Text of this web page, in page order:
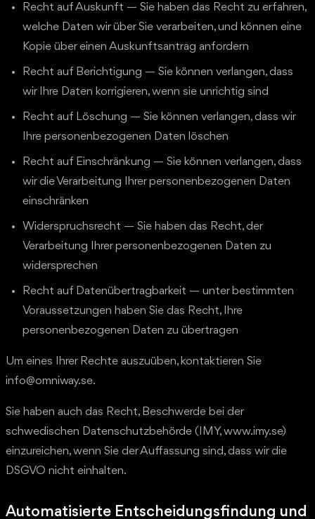
Recht auf Auskunft — Sie haben das Recht zu erfahren,
welche Daten wir über Sie verarbeiten, und können eine
Kopie über einen Auskunftsantrag anfordern
Recht auf Berichtigung — Sie können verlangen, dass
wir Ihre Daten korrigieren, wenn sie unrichtig sind
Recht auf Löschung — Sie können verlangen, dass wir
Ihre personenbezogenen Daten löschen
Recht auf Einschränkung — Sie können verlangen, dass
wir die Verarbeitung Ihrer personenbezogenen Daten
einschränken
Widerspruchsrecht — Sie haben das Recht, der
Verarbeitung Ihrer personenbezogenen Daten zu
widersprechen
Recht auf Datenübertragbarkeit — unter bestimmten
Voraussetzungen haben Sie das Recht, Ihre
personenbezogenen Daten zu übertragen
Um eines Ihrer Rechte auszuüben, kontaktieren Sie
info@omniway.se.
Sie haben auch das Recht, Beschwerde bei der
schwedischen Datenschutzbehörde (IMY, www.imy.se)
einzureichen, wenn Sie der Auffassung sind, dass wir die
DSGVO nicht einhalten.
Automatisierte Entscheidungsfindung und